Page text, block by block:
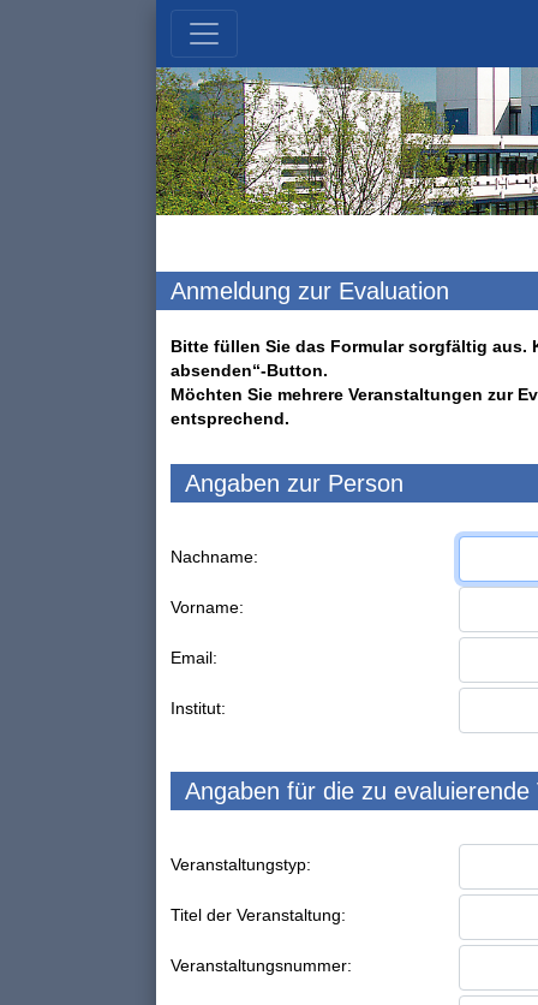
Anmeldung zur Evaluation
Bitte füllen Sie das Formular sorgfältig aus.
absenden“-Button.
Möchten Sie mehrere Veranstaltungen zur
entsprechend.
Angaben zur Person
Nachname:
Vorname:
Email:
Institut:
Angaben für die zu evaluierende
Veranstaltungstyp:
Titel der Veranstaltung:
Veranstaltungsnummer: